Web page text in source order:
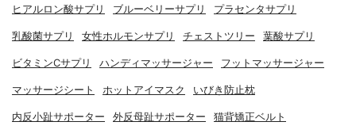
ヒアルロン酸サプリ ブルーベリーサプリ プラセンタサプリ
乳酸菌サプリ 女性ホルモンサプリ チェストツリー 葉酸サプリ
ビタミンCサプリ ハンディマッサージャー フットマッサージャー
マッサージシート ホットアイマスク いびき防止枕
内反小趾サポーター 外反母趾サポーター 猫背矯正ベルト